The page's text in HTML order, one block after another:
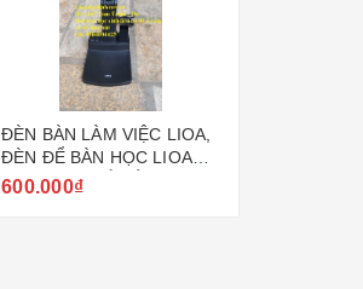
ĐÈN BÀN LÀM VIỆC LIOA,
ĐÈN ĐỂ BÀN HỌC LIOA
CÓ THÊM 1 Ổ CẮM ĐA
600.000₫